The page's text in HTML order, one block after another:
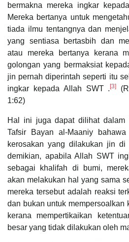
bermakna mereka ingkar
Mereka bertanya untuk
tiada ilmu tentangnya dan
yang sentiasa bertasbih dan
atau mereka bertanya kerana
golongan yang bermaksiat
jin pernah diperintah seperti itu
ingkar kepada Allah SWT .[3]
1:62)
Hal ini juga dapat dilihat dalam
Tafsir Bayan al-Maaniy
kerosakan yang dilakukan jin
demikian, apabila Allah SWT
sebagai khalifah di bumi,
akan melakukan hal yang sama
mereka tersebut adalah reaksi
dan bukan untuk mempersoalkan
kerana mempertikaikan
besar yang tidak dilakukan oleh